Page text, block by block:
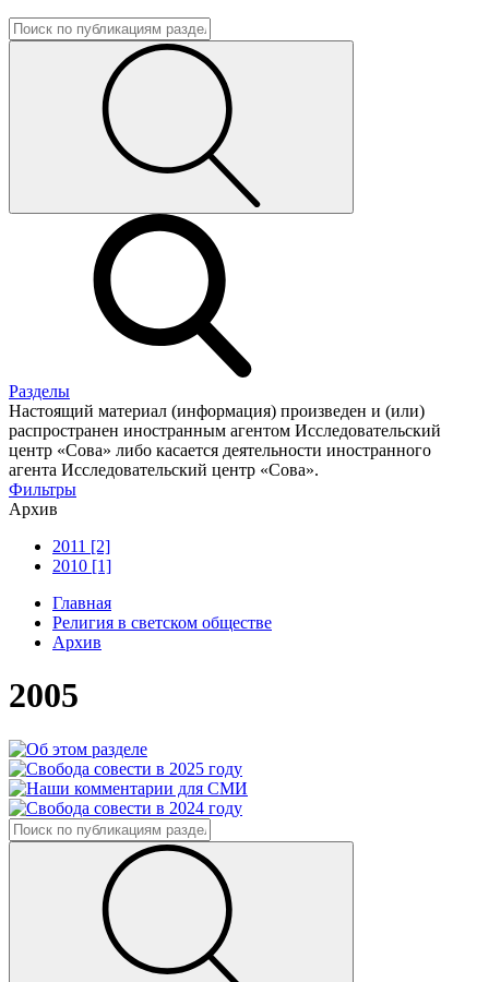
Разделы
Настоящий материал (информация) произведен и (или)
распространен иностранным агентом Исследовательский
центр «Сова» либо касается деятельности иностранного
агента Исследовательский центр «Сова».
Фильтры
Архив
2011 [2]
2010 [1]
Главная
Религия в светском обществе
Архив
2005